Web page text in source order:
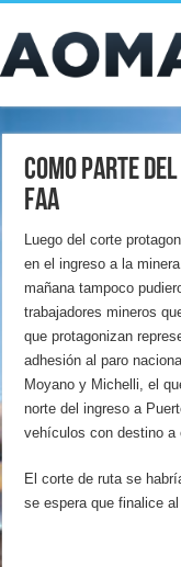
Como parte del
FAA
Luego del corte
en el ingreso a la
mañana tampoco
trabajadores mineros
que protagonizan
adhesión al paro
Moyano y Michelli, el
norte del ingreso a
vehículos con destino a
El corte de ruta se
se espera que finalice